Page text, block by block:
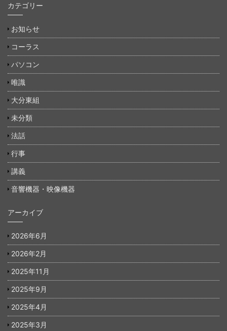
カテゴリー
お知らせ
コーラス
パソコン
唯識
大分東組
未分類
法話
行事
講義
音響機器・映像機器
アーカイブ
2026年6月
2026年2月
2025年11月
2025年9月
2025年4月
2025年3月